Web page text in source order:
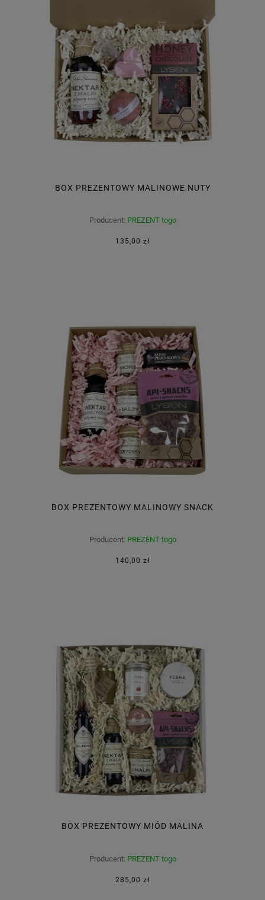
BOX PREZENTOWY MALINOWE NUTY
Producent: PREZENT togo
135,00 zł
BOX PREZENTOWY MALINOWY SNACK
Producent: PREZENT togo
140,00 zł
BOX PREZENTOWY MIÓD MALINA
Producent: PREZENT togo
285,00 zł